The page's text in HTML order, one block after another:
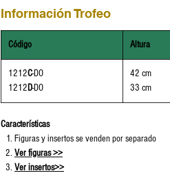
Información Trofeo
Código Altura
1212C-DO
1212D-DO
42 cm
33 cm
Características
Figuras y insertos se venden por separado
Ver figuras>>
Ver insertos>>